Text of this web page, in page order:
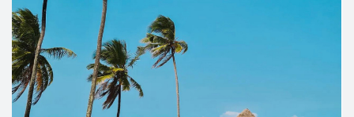
Putnici su dužni da, u autobusu i drugim prevoznim
sredstvima kojima se vrši transfer, ostanu na svojim
mjestima, i ne smiju ih napuštati na mjestima koja nisu
predviđena za pauze (granice, check point stanice,
naplatne rampe itd). U slučaju da putnik napusti
vozilo bez prethodnog dogovora sa predstavnikom
agencije, sam snosi sve eventualne troškove i